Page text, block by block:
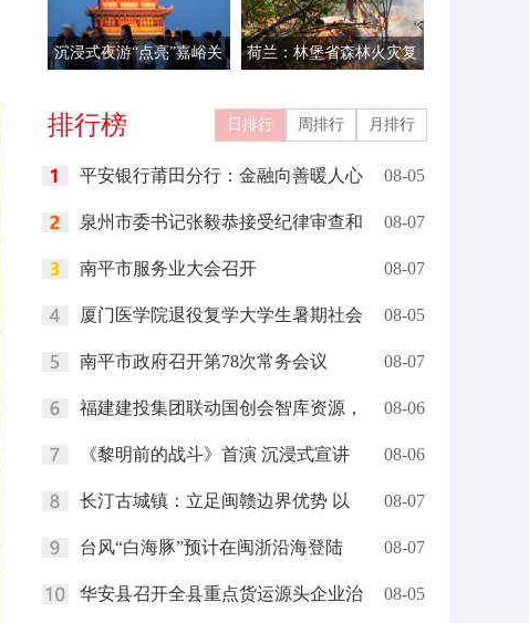
沉浸式夜游“点亮”嘉峪关
荷兰：林堡省森林火灾复
排行榜 日排行 周排行 月排行
平安银行莆田分行：金融向善暖人心 08-05
泉州市委书记张毅恭接受纪律审查和 08-07
南平市服务业大会召开 08-07
厦门医学院退役复学大学生暑期社会 08-05
南平市政府召开第78次常务会议 08-07
福建建投集团联动国创会智库资源， 08-06
《黎明前的战斗》首演 沉浸式宣讲 08-06
长汀古城镇：立足闽赣边界优势 以 08-07
台风“白海豚”预计在闽浙沿海登陆 08-07
华安县召开全县重点货运源头企业治 08-05